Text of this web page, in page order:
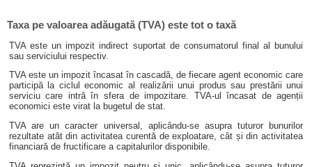
Taxa pe valoarea adăugată (TVA) este tot o taxă
TVA este un impozit indirect suportat de consumatorul final al bunului
sau serviciului respectiv.
TVA este un impozit încasat în cascadă, de fiecare agent economic care
participă la ciclul economic al realizării unui produs sau prestării unui
serviciu care intră în sfera de impozitare. TVA-ul încasat de agenții
economici este virat la bugetul de stat.
TVA are un caracter universal, aplicându-se asupra tuturor bunurilor
rezultate atât din activitatea curentă de exploatare, cât și din activitatea
financiară de fructificare a capitalurilor disponibile.